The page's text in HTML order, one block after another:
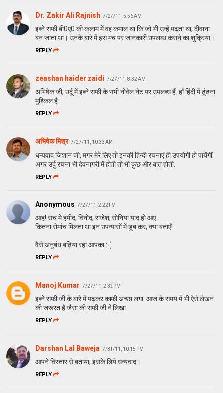
Dr. Zakir Ali Rajnish 7/27/11, 5:56 AM
इब्‍ने सफी बी0ए0 की कलाम में वह कमाल था कि जो भी उन्‍हें पढता था, दीवाना
बन जाता था। उनके बारे में इस मंच पर जानकारी उपलब्‍ध कराने का शुक्रिया।
REPLY
zeashan haider zaidi 7/27/11, 8:32 AM
अभिषेक जी, उर्दू में इब्ने सफी के सभी नोवेल नेट पर उपलब्ध हैं. हाँ हिंदी में ढूंढना
मुश्किल है.
REPLY
अभिषेक मिश्र 7/27/11, 10:33 AM
धन्यवाद जिशान जी, मगर मेरे लिए तो इनकी हिन्दी रचनाएं ही उपयोगी हो पायेंगीं.
अगर उर्दु रचना भी देवनागरी में होती तो भी कुछ और बात होती.
REPLY
Anonymous 7/27/11, 2:22 PM
आह! सच मे हमीद, विनोद, राजेश, सोनिया याद हो आए
कितना रोमांच मिलता था इन उपन्यासों में डूब कर, क्या बताएँ!
वैसे अनुबंध बढ़िया रहा आपका :-)
REPLY
Manoj Kumar 7/27/11, 2:32 PM
इब्ने सफी जी के बारे में पढ़कर काफी अच्छा लगा. आज के समय में भी ऐसे लेखन
की जरूरत है जैसा की सफी जी ने लिखा
REPLY
Darshan Lal Baweja 7/31/11, 10:15 PM
आपने विस्‍तार से बताया, इसके लिये धन्‍यवाद।
REPLY